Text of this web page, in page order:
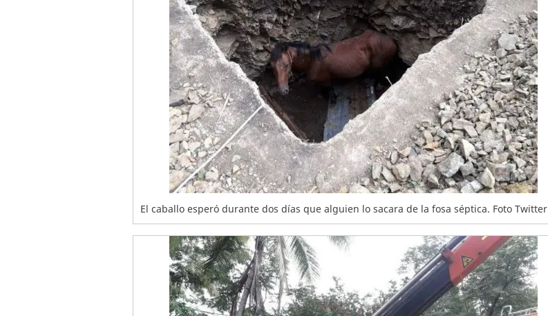
El caballo esperó durante dos días que alguien lo sacara de la fosa séptica. Foto Twitter